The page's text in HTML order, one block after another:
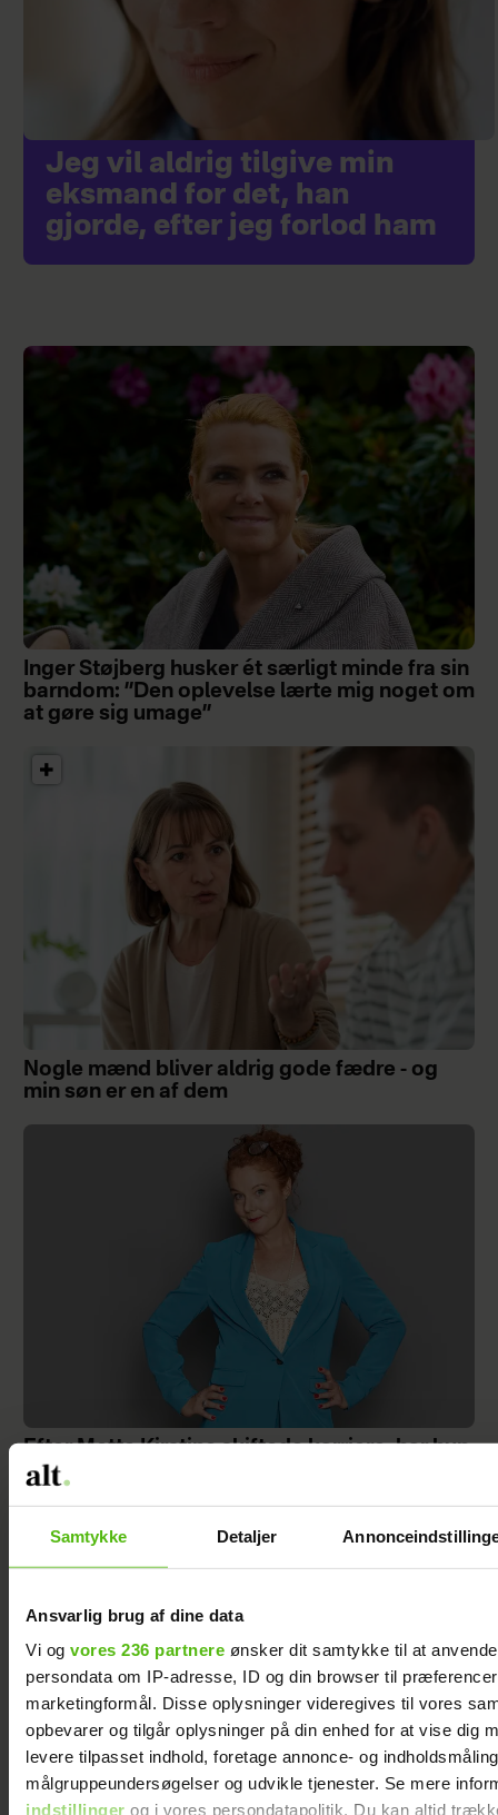
Samtykke Detaljer
Ansvarlig brug af dine data
Vi og vores 236 partnere ønsker dit samtykke til at
persondata om IP-adresse, ID og din browser til
marketingformål. Disse oplysninger videregives til vores
opbevarer og tilgår oplysninger på din enhed for at vise dig
levere tilpasset indhold, foretage annonce- og
målgruppeundersøgelser og udvikle tjenester. Se mere
indstillinger og i vores persondatapolitik. Du kan altid
Jeg vil aldrig tilgive min
eksmand for det, han
gjorde, efter jeg forlod ham
Inger Støjberg husker ét særligt minde fra sin
barndom: ”Den oplevelse lærte mig noget om
at gøre sig umage”
Nogle mænd bliver aldrig gode fædre - og
min søn er en af dem
Efter Mette Kirstine skiftede karriere, har hun
hørt især én ting mange gange: ”Den
sondring er sgu mærkelig”